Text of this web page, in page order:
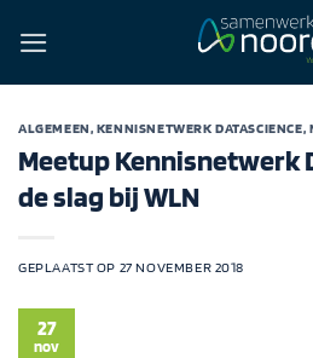
naar
ALGEMEEN, KENNISNETWERK DATASCIENCE,
Meetup Kennisnetwerk
de slag bij WLN
GEPLAATST OP 27 NOVEMBER 2018
27
nov